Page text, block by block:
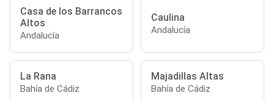
Casa de los Barrancos
Altos
Andalucía
Caulina
Andalucía
La Rana
Bahía de Cádiz
Majadillas Altas
Bahía de Cádiz